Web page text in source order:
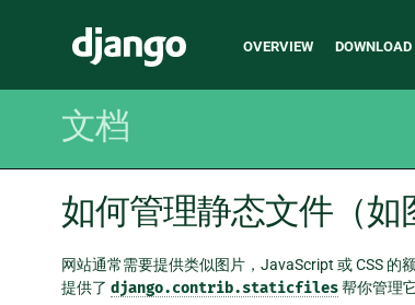
Django
Main
OVERVIEW DOWNLOAD
文档
如何管理静态文件（如
网站通常需要提供类似图片，JavaScript 或 CSS 的
提供了 django.contrib.staticfiles帮你管理